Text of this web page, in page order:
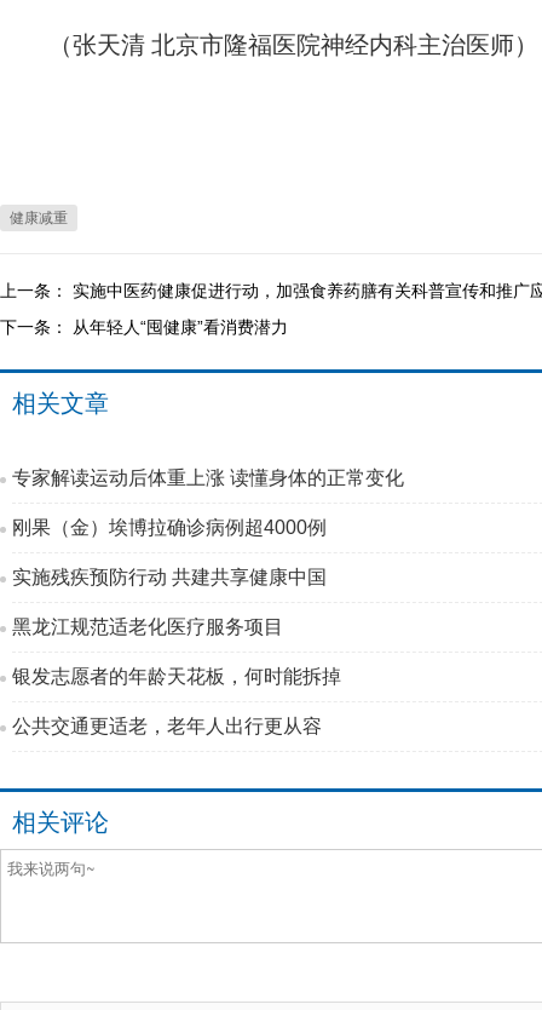
（张天清 北京市隆福医院神经内科主治医师）
健康减重
上一条： 实施中医药健康促进行动，加强食养药膳有关科普宣传和推广
下一条：
从年轻人“囤健康”看消费潜力
相关文章
专家解读运动后体重上涨 读懂身体的正常变化
刚果（金）埃博拉确诊病例超4000例
实施残疾预防行动 共建共享健康中国
黑龙江规范适老化医疗服务项目
银发志愿者的年龄天花板，何时能拆掉
公共交通更适老，老年人出行更从容
相关评论